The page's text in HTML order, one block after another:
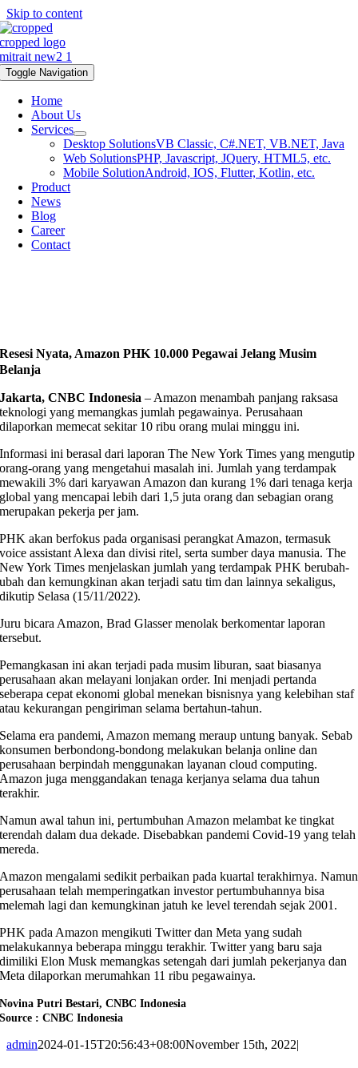
Skip to content
Toggle Navigation
Home
About Us
Services
Desktop SolutionsVB Classic, C#.NET, VB.NET, Java
Web SolutionsPHP, Javascript, JQuery, HTML5, etc.
Mobile SolutionAndroid, IOS, Flutter, Kotlin, etc.
Product
News
Blog
Career
Contact
Resesi Nyata, Amazon PHK 10.000 Pegawai Jelang Musim
Belanja
Jakarta, CNBC Indonesia – Amazon menambah panjang raksasa
teknologi yang memangkas jumlah pegawainya. Perusahaan
dilaporkan memecat sekitar 10 ribu orang mulai minggu ini.
Informasi ini berasal dari laporan The New York Times yang mengutip
orang-orang yang mengetahui masalah ini. Jumlah yang terdampak
mewakili 3% dari karyawan Amazon dan kurang 1% dari tenaga kerja
global yang mencapai lebih dari 1,5 juta orang dan sebagian orang
merupakan pekerja per jam.
PHK akan berfokus pada organisasi perangkat Amazon, termasuk
voice assistant Alexa dan divisi ritel, serta sumber daya manusia. The
New York Times menjelaskan jumlah yang terdampak PHK berubah-
ubah dan kemungkinan akan terjadi satu tim dan lainnya sekaligus,
dikutip Selasa (15/11/2022).
Juru bicara Amazon, Brad Glasser menolak berkomentar laporan
tersebut.
Pemangkasan ini akan terjadi pada musim liburan, saat biasanya
perusahaan akan melayani lonjakan order. Ini menjadi pertanda
seberapa cepat ekonomi global menekan bisnisnya yang kelebihan staf
atau kekurangan pengiriman selama bertahun-tahun.
Selama era pandemi, Amazon memang meraup untung banyak. Sebab
konsumen berbondong-bondong melakukan belanja online dan
perusahaan berpindah menggunakan layanan cloud computing.
Amazon juga menggandakan tenaga kerjanya selama dua tahun
terakhir.
Namun awal tahun ini, pertumbuhan Amazon melambat ke tingkat
terendah dalam dua dekade. Disebabkan pandemi Covid-19 yang telah
mereda.
Amazon mengalami sedikit perbaikan pada kuartal terakhirnya. Namun
perusahaan telah memperingatkan investor pertumbuhannya bisa
melemah lagi dan kemungkinan jatuh ke level terendah sejak 2001.
PHK pada Amazon mengikuti Twitter dan Meta yang sudah
melakukannya beberapa minggu terakhir. Twitter yang baru saja
dimiliki Elon Musk memangkas setengah dari jumlah pekerjanya dan
Meta dilaporkan merumahkan 11 ribu pegawainya.
Novina Putri Bestari, CNBC Indonesia
Source : CNBC Indonesia
admin2024-01-15T20:56:43+08:00November 15th, 2022|